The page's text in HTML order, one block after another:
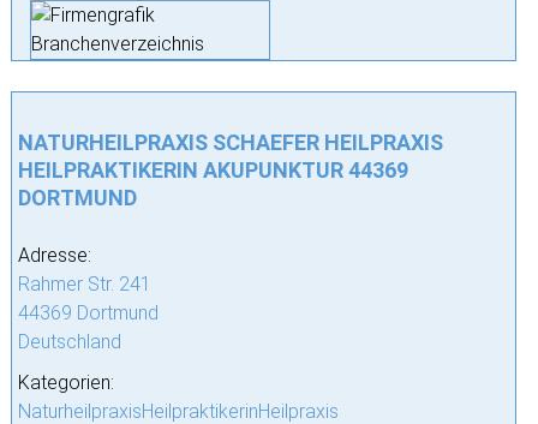
NATURHEILPRAXIS SCHAEFER HEILPRAXIS
HEILPRAKTIKERIN AKUPUNKTUR 44369
DORTMUND
Adresse:
Rahmer Str. 241
44369 Dortmund
Deutschland
Kategorien:
NaturheilpraxisHeilpraktikerinHeilpraxis